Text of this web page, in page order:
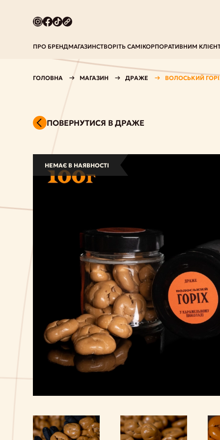
ПРО БРЕНДМАГАЗИНСТВОРІТЬ САМІКОРПОРАТИВНИМ
ГОЛОВНА МАГАЗИН ДРАЖЕ ВОЛОСЬКИЙ
ПОВЕРНУТИСЯ В ДРАЖЕ
НЕМАЄ В НАЯВНОСТІ